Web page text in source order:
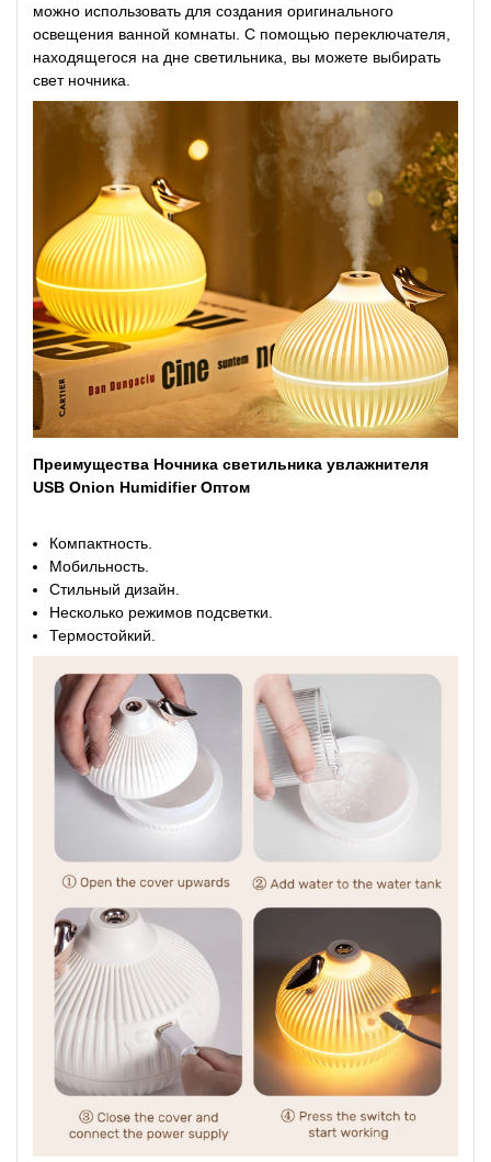
можно использовать для создания оригинального
освещения ванной комнаты. С помощью переключателя,
находящегося на дне светильника, вы можете выбирать
свет ночника.
Преимущества Ночника светильника увлажнителя
USB Onion Humidifier Оптом
Компактность.
Мобильность.
Стильный дизайн.
Несколько режимов подсветки.
Термостойкий.